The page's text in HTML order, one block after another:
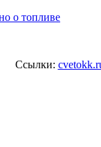
о топливе
Ссылки: